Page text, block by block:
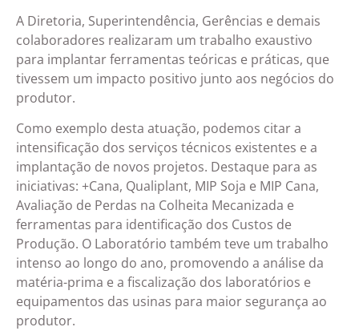
A Diretoria, Superintendência, Gerências e demais
colaboradores realizaram um trabalho exaustivo
para implantar ferramentas teóricas e práticas, que
tivessem um impacto positivo junto aos negócios do
produtor.
Como exemplo desta atuação, podemos citar a
intensificação dos serviços técnicos existentes e a
implantação de novos projetos. Destaque para as
iniciativas: +Cana, Qualiplant, MIP Soja e MIP Cana,
Avaliação de Perdas na Colheita Mecanizada e
ferramentas para identificação dos Custos de
Produção. O Laboratório também teve um trabalho
intenso ao longo do ano, promovendo a análise da
matéria-prima e a fiscalização dos laboratórios e
equipamentos das usinas para maior segurança ao
produtor.